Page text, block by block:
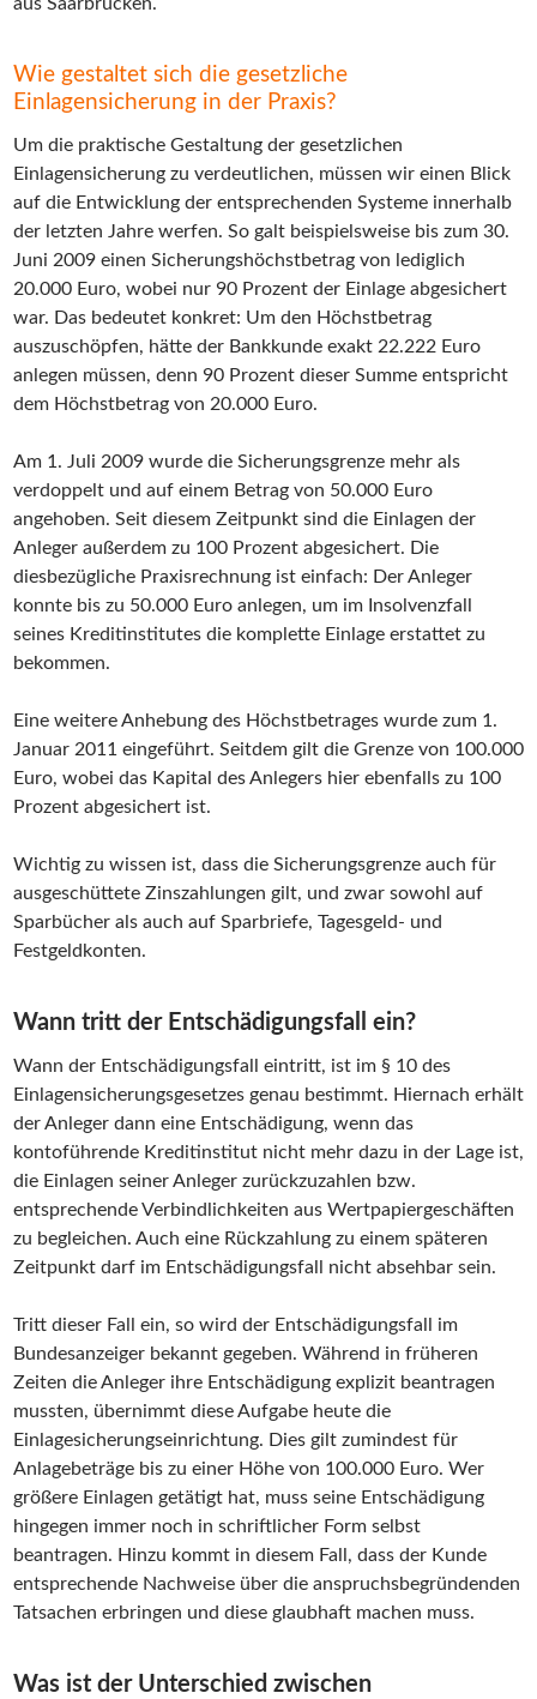
Wie gestaltet sich die gesetzliche
Einlagensicherung in der Praxis?
Um die praktische Gestaltung der gesetzlichen
Einlagensicherung zu verdeutlichen, müssen wir einen Blick
auf die Entwicklung der entsprechenden Systeme innerhalb
der letzten Jahre werfen. So galt beispielsweise bis zum 30.
Juni 2009 einen Sicherungshöchstbetrag von lediglich
20.000 Euro, wobei nur 90 Prozent der Einlage abgesichert
war. Das bedeutet konkret: Um den Höchstbetrag
auszuschöpfen, hätte der Bankkunde exakt 22.222 Euro
anlegen müssen, denn 90 Prozent dieser Summe entspricht
dem Höchstbetrag von 20.000 Euro.
Am 1. Juli 2009 wurde die Sicherungsgrenze mehr als
verdoppelt und auf einem Betrag von 50.000 Euro
angehoben. Seit diesem Zeitpunkt sind die Einlagen der
Anleger außerdem zu 100 Prozent abgesichert. Die
diesbezügliche Praxisrechnung ist einfach: Der Anleger
konnte bis zu 50.000 Euro anlegen, um im Insolvenzfall
seines Kreditinstitutes die komplette Einlage erstattet zu
bekommen.
Eine weitere Anhebung des Höchstbetrages wurde zum 1.
Januar 2011 eingeführt. Seitdem gilt die Grenze von 100.000
Euro, wobei das Kapital des Anlegers hier ebenfalls zu 100
Prozent abgesichert ist.
Wichtig zu wissen ist, dass die Sicherungsgrenze auch für
ausgeschüttete Zinszahlungen gilt, und zwar sowohl auf
Sparbücher als auch auf Sparbriefe, Tagesgeld- und
Festgeldkonten.
Wann tritt der Entschädigungsfall ein?
Wann der Entschädigungsfall eintritt, ist im § 10 des
Einlagensicherungsgesetzes genau bestimmt. Hiernach erhält
der Anleger dann eine Entschädigung, wenn das
kontoführende Kreditinstitut nicht mehr dazu in der Lage ist,
die Einlagen seiner Anleger zurückzuzahlen bzw.
entsprechende Verbindlichkeiten aus Wertpapiergeschäften
zu begleichen. Auch eine Rückzahlung zu einem späteren
Zeitpunkt darf im Entschädigungsfall nicht absehbar sein.
Tritt dieser Fall ein, so wird der Entschädigungsfall im
Bundesanzeiger bekannt gegeben. Während in früheren
Zeiten die Anleger ihre Entschädigung explizit beantragen
mussten, übernimmt diese Aufgabe heute die
Einlagesicherungseinrichtung. Dies gilt zumindest für
Anlagebeträge bis zu einer Höhe von 100.000 Euro. Wer
größere Einlagen getätigt hat, muss seine Entschädigung
hingegen immer noch in schriftlicher Form selbst
beantragen. Hinzu kommt in diesem Fall, dass der Kunde
entsprechende Nachweise über die anspruchsbegründenden
Tatsachen erbringen und diese glaubhaft machen muss.
Was ist der Unterschied zwischen